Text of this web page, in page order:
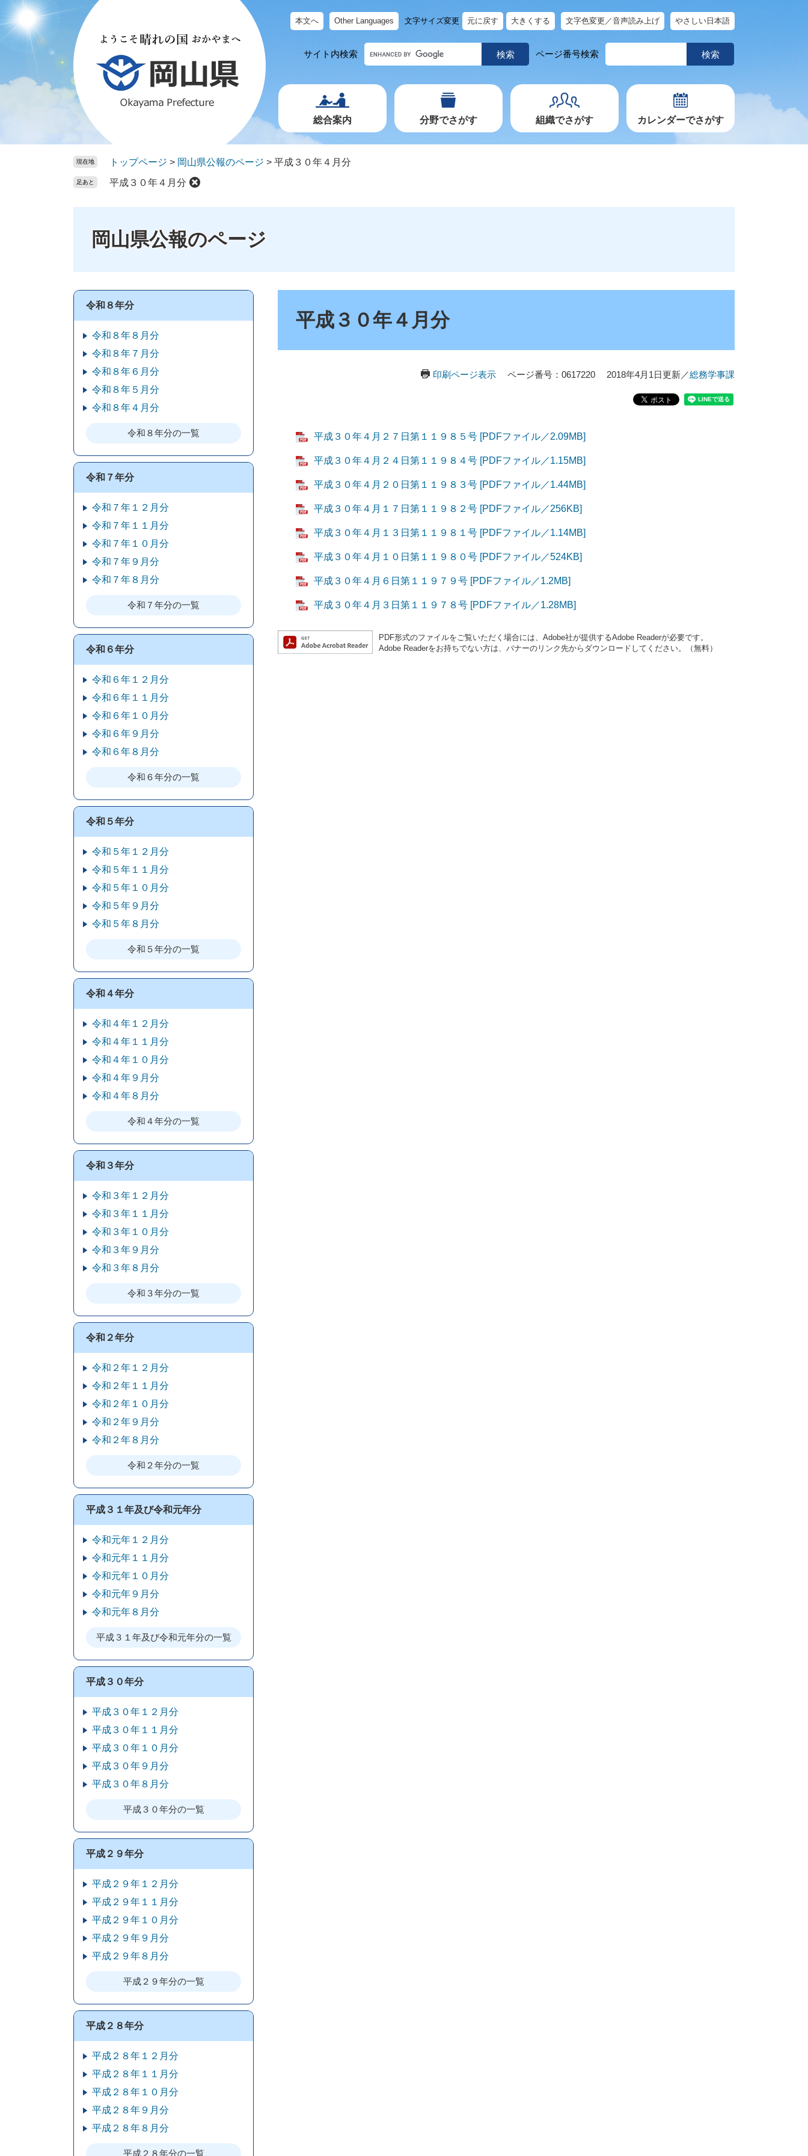
ー
ジ
ニ
ュ
本文へ Other Languages 文字サイズ変更 元に戻す 大きくする 文字色変更／音声読み上げ やさしい日本語
サイト内検索
キ
ー
ワ
ド
ページ番号検索
ペ
ジ
号
総合案内 分野でさがす 組織でさがす カレンダーでさがす
現在地 トップページ > 岡山県公報のページ > 平成３０年４月分
足あと 平成３０年４月分
岡山県公報のページ
平成３０年４月分
印刷ページ表示 ページ番号：0617220 2018年4月1日更新／総務学事課
平成３０年４月２７日第１１９８５号 [PDFファイル／2.09MB]
平成３０年４月２４日第１１９８４号 [PDFファイル／1.15MB]
平成３０年４月２０日第１１９８３号 [PDFファイル／1.44MB]
平成３０年４月１７日第１１９８２号 [PDFファイル／256KB]
平成３０年４月１３日第１１９８１号 [PDFファイル／1.14MB]
平成３０年４月１０日第１１９８０号 [PDFファイル／524KB]
平成３０年４月６日第１１９７９号 [PDFファイル／1.2MB]
平成３０年４月３日第１１９７８号 [PDFファイル／1.28MB]
PDF形式のファイルをご覧いただく場合には、Adobe社が提供するAdobe Readerが必要です。
Adobe Readerをお持ちでない方は、バナーのリンク先からダウンロードしてください。（無料）
令和８年分
令和８年８月分
令和８年７月分
令和８年６月分
令和８年５月分
令和８年４月分
令和８年分の一覧
令和７年分
令和７年１２月分
令和７年１１月分
令和７年１０月分
令和７年９月分
令和７年８月分
令和７年分の一覧
令和６年分
令和６年１２月分
令和６年１１月分
令和６年１０月分
令和６年９月分
令和６年８月分
令和６年分の一覧
令和５年分
令和５年１２月分
令和５年１１月分
令和５年１０月分
令和５年９月分
令和５年８月分
令和５年分の一覧
令和４年分
令和４年１２月分
令和４年１１月分
令和４年１０月分
令和４年９月分
令和４年８月分
令和４年分の一覧
令和３年分
令和３年１２月分
令和３年１１月分
令和３年１０月分
令和３年９月分
令和３年８月分
令和３年分の一覧
令和２年分
令和２年１２月分
令和２年１１月分
令和２年１０月分
令和２年９月分
令和２年８月分
令和２年分の一覧
平成３１年及び令和元年分
令和元年１２月分
令和元年１１月分
令和元年１０月分
令和元年９月分
令和元年８月分
平成３１年及び令和元年分の一覧
平成３０年分
平成３０年１２月分
平成３０年１１月分
平成３０年１０月分
平成３０年９月分
平成３０年８月分
平成３０年分の一覧
平成２９年分
平成２９年１２月分
平成２９年１１月分
平成２９年１０月分
平成２９年９月分
平成２９年８月分
平成２９年分の一覧
平成２８年分
平成２８年１２月分
平成２８年１１月分
平成２８年１０月分
平成２８年９月分
平成２８年８月分
平成２８年分の一覧